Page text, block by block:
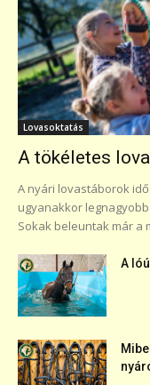
Lovasoktatás
A tökéletes
A nyári lovastáborok
ugyanakkor
Sokak beleuntak már a
A